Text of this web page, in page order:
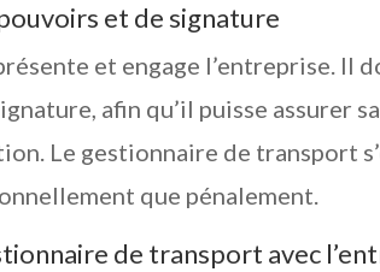
et de signature
et engage l’entreprise. Il
afin qu’il puisse assurer
Le gestionnaire de transport
que pénalement.
de transport avec